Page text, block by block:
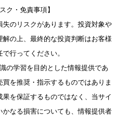
ク・免責事項】
のリスクがあります。投資対象や
の上、最終的な投資判断はお客様
行ってください。
の学習を目的とした情報提供であ
を推奨・指示するものではありま
を保証するものではなく、当サイ
かなる損害についても、情報提供者